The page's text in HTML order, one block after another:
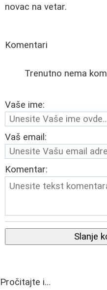
novac na vetar.
Komentari
Trenutno nema
Vaše ime:
Vaš email:
Komentar:
Slanje
Pročitajte i...